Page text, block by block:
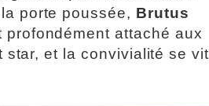
porte poussée, Brutus
attaché aux
et la convivialité se vit